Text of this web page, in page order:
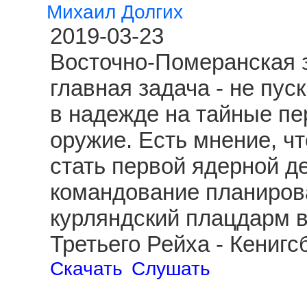
Михаил Долгих
2019-03-23
Восточно-Померанская
главная задача - не
в надежде на тайные
оружие. Есть мнение,
стать первой ядерной
командование
курляндский плацдарм
Третьего Рейха -
Скачать Слушать